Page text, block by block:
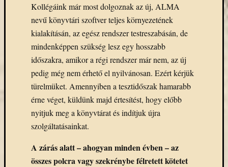
Kollégáink már most dolgoznak az új, ALMA
nevű könyvtári szoftver teljes környezetének
kialakításán, az egész rendszer testreszabásán, de
mindenképpen szükség lesz egy hosszabb
időszakra, amikor a régi rendszer már nem, az új
pedig még nem érhető el nyilvánosan. Ezért kérjük
türelmüket. Amennyiben a tesztidőszak hamarabb
érne véget, küldünk majd értesítést, hogy előbb
nyitjuk meg a könyvtárat és indítjuk újra
szolgáltatásainkat.
A zárás alatt – ahogyan minden évben – az
összes polcra vagy szekrénybe félretett kötetet